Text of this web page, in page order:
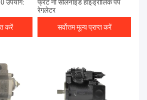
उपयोग:
करें
फ्रंट नो सोलनॉइड हाइड्रोलिक पंप
रेगुलेटर
सर्वोत्तम मूल्य प्राप्त करें